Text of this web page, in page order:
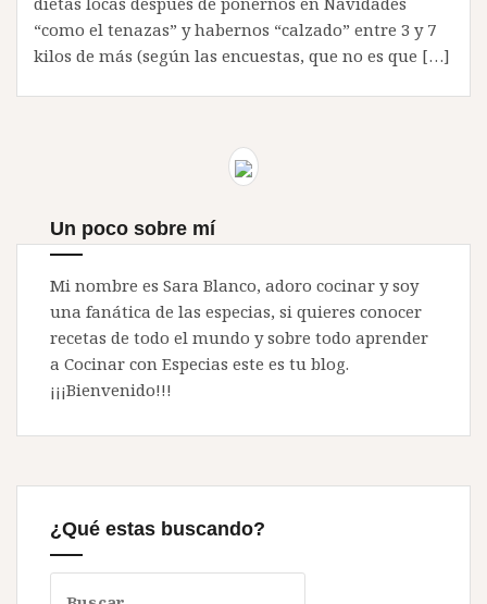
“como el tenazas” y habernos “calzado” entre 3 y 7
kilos de más (según las encuestas, que no es que […]
Un poco sobre mí
Mi nombre es Sara Blanco, adoro cocinar y soy
una fanática de las especias, si quieres conocer
recetas de todo el mundo y sobre todo aprender
a Cocinar con Especias este es tu blog.
¡¡¡Bienvenido!!!
¿Qué estas buscando?